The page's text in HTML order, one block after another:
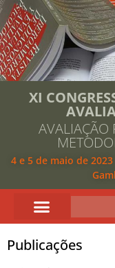
XI
AVALIAÇÃO
4 e 5 de maio de
Publicações